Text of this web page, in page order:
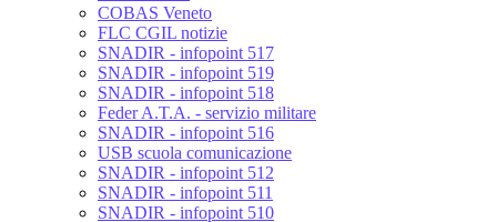
COBAS Veneto
FLC CGIL notizie
SNADIR - infopoint 517
SNADIR - infopoint 519
SNADIR - infopoint 518
Feder A.T.A. - servizio militare
SNADIR - infopoint 516
USB scuola comunicazione
SNADIR - infopoint 512
SNADIR - infopoint 511
SNADIR - infopoint 510